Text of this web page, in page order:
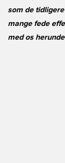
som de
mange fede
med os